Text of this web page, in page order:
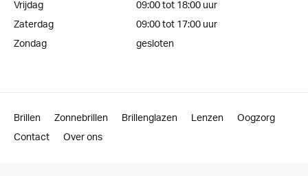
Vrijdag
09:00 tot 18:00 uur
Zaterdag
09:00 tot 17:00 uur
Zondag
gesloten
Brillen Zonnebrillen Brillenglazen Lenzen
Oogzorg
Contact
Over ons